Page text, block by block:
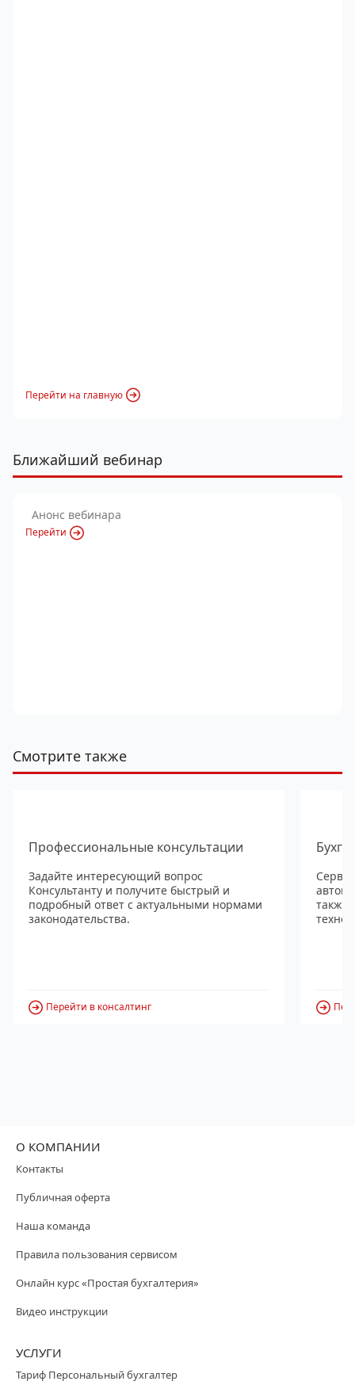
Перейти на главную
Ближайший вебинар
Анонс вебинара
Перейти
Смотрите также
Профессиональные консультации
Задайте интересующий вопрос
Консультанту и получите быстрый и
подробный ответ с актуальными нормами
законодательства.
Перейти в консалтинг
также
О КОМПАНИИ
Контакты
Публичная оферта
Наша команда
Правила пользования сервисом
Онлайн курс «Простая бухгалтерия»
Видео инструкции
УСЛУГИ
Тариф Персональный бухгалтер